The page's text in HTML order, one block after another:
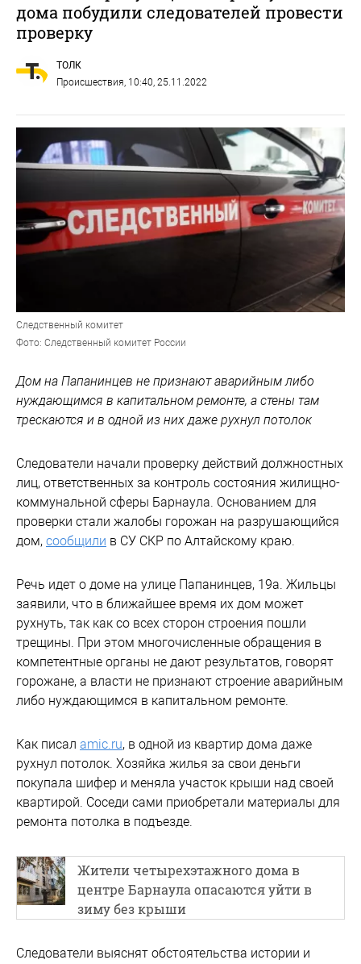
дома побудили следователей провести
проверку
ТОЛК
Происшествия , 10:40, 25.11.2022
Следственный комитет
Фото: Следственный комитет России
Дом на Папанинцев не признают аварийным либо
нуждающимся в капитальном ремонте, а стены там
трескаются и в одной из них даже рухнул потолок
Следователи начали проверку действий должностных
лиц, ответственных за контроль состояния жилищно-
коммунальной сферы Барнаула. Основанием для
проверки стали жалобы горожан на разрушающийся
дом, сообщили в СУ СКР по Алтайскому краю.
Речь идет о доме на улице Папанинцев, 19а. Жильцы
заявили, что в ближайшее время их дом может
рухнуть, так как со всех сторон строения пошли
трещины. При этом многочисленные обращения в
компетентные органы не дают результатов, говорят
горожане, а власти не признают строение аварийным
либо нуждающимся в капитальном ремонте.
Как писал amic.ru, в одной из квартир дома даже
рухнул потолок. Хозяйка жилья за свои деньги
покупала шифер и меняла участок крыши над своей
квартирой. Соседи сами приобретали материалы для
ремонта потолка в подъезде.
Жители четырехэтажного дома в
центре Барнаула опасаются уйти в
зиму без крыши
Следователи выяснят обстоятельства истории и